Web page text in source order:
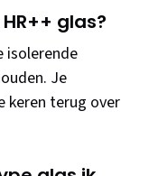
glas?
isolerende
Je
keren terug over